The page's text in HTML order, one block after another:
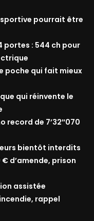
sportive pourrait être
portes : 544 ch pour
poche qui fait mieux
qui réinvente le
record de 7’32″070
bientôt interdits
d’amende, prison
assistée
rappel